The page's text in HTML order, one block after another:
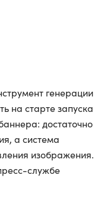
генерации
на старте запуска
достаточно
а система
изображения.
службе